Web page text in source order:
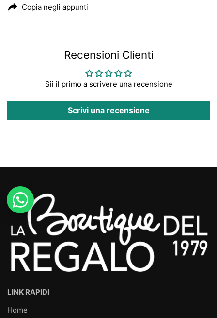
Copia negli appunti
Recensioni Clienti
Sii il primo a scrivere una recensione
Scrivi una recensione
LINK RAPIDI
Home